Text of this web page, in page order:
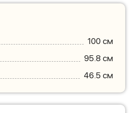
100 см
95.8 см
46.5 см